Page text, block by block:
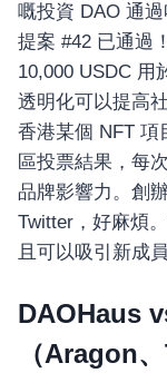
嘅投資 DAO 通
提案 #42 已通過
10,000 USDC 用
透明化可以提高
香港某個 NFT 項
區投票結果，每
品牌影響力。創
Twitter，好麻煩
且可以吸引新成
DAOHaus
（Aragon